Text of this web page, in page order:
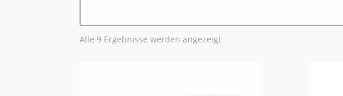
Alle 9 Ergebnisse werden angezeigt